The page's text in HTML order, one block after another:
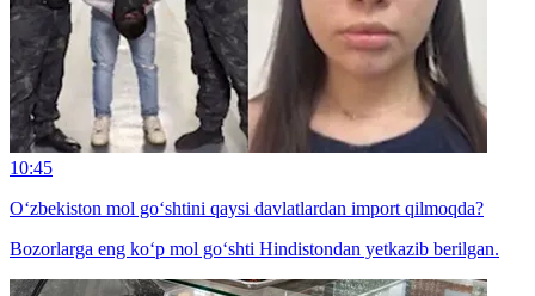
10:45
O‘zbekiston mol go‘shtini qaysi davlatlardan import qilmoqda?
Bozorlarga eng ko‘p mol go‘shti Hindistondan yetkazib berilgan.